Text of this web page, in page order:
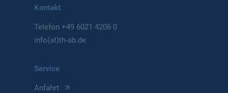
Kontakt
Telefon+49 6021 4206 0
info(at)th-ab.de
Service
Anfahrt